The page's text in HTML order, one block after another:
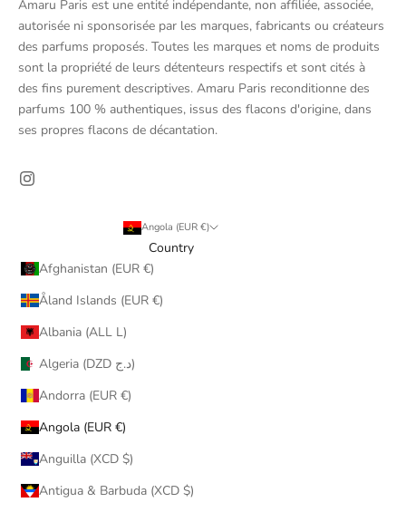
Amaru Paris est une entité indépendante, non affiliée, associée,
autorisée ni sponsorisée par les marques, fabricants ou créateurs
des parfums proposés. Toutes les marques et noms de produits
sont la propriété de leurs détenteurs respectifs et sont cités à
des fins purement descriptives. Amaru Paris reconditionne des
parfums 100 % authentiques, issus des flacons d'origine, dans
ses propres flacons de décantation.
Angola (EUR €)
Country
Afghanistan (EUR €)
Åland Islands (EUR €)
Albania (ALL L)
Algeria (DZD د.ج)
Andorra (EUR €)
Angola (EUR €)
Anguilla (XCD $)
Antigua & Barbuda (XCD $)